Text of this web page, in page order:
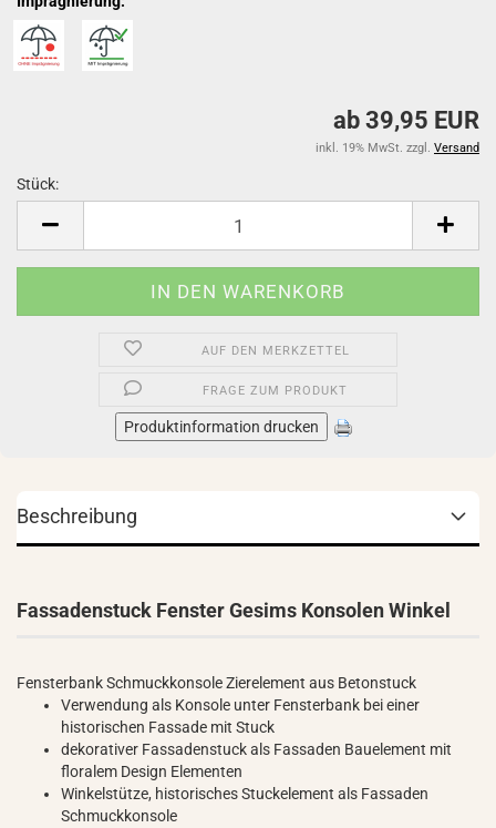
ab 39,95 EUR
inkl. 19% MwSt. zzgl. Versand
Stück:
AUF DEN MERKZETTEL
FRAGE ZUM PRODUKT
Produktinformation drucken
Beschreibung
Fassadenstuck Fenster Gesims Konsolen Winkel
Fensterbank Schmuckkonsole Zierelement aus Betonstuck
Verwendung als Konsole unter Fensterbank bei einer
historischen Fassade mit Stuck
dekorativer Fassadenstuck als Fassaden Bauelement mit
floralem Design Elementen
Winkelstütze, historisches Stuckelement als Fassaden
Schmuckkonsole